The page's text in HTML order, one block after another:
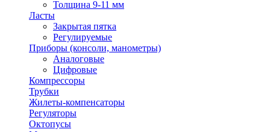
Толщина 9-11 мм
Ласты
Закрытая пятка
Регулируемые
Приборы (консоли, манометры)
Аналоговые
Цифровые
Компрессоры
Трубки
Жилеты-компенсаторы
Регуляторы
Октопусы